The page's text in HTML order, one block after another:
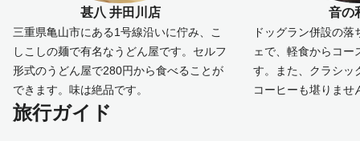
甚八 井田川店
三重県亀山市にある1号線沿いに佇み、こ
しこしの麺で有名なうどん屋です。セルフ
形式のうどん屋で280円から食べることが
できます。味は絶品です。
音の
ドッグラン併設の
ェで、軽食からコー
す。また、クラシッ
コーヒーも堪りませ
旅行ガイド